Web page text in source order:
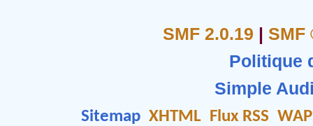
SMF 2.0.19 | SMF
Politique
Simple
Sitemap XHTML Flux RSS